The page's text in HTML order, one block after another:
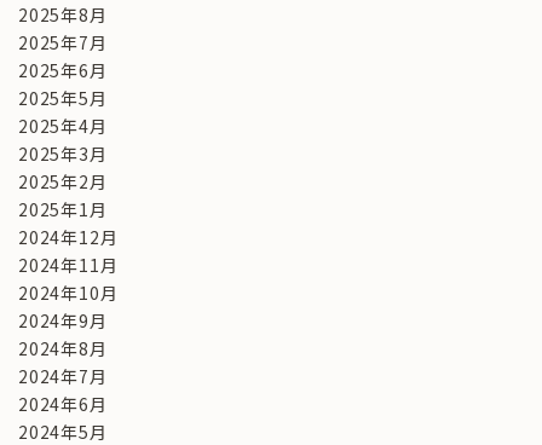
2025年8月
2025年7月
2025年6月
2025年5月
2025年4月
2025年3月
2025年2月
2025年1月
2024年12月
2024年11月
2024年10月
2024年9月
2024年8月
2024年7月
2024年6月
2024年5月